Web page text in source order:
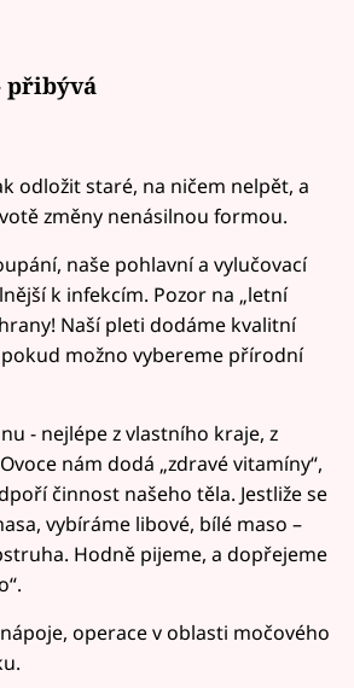
přibývá
odložit staré, na ničem nelpět, a
změny nenásilnou formou.
naše pohlavní a vylučovací
k infekcím. Pozor na „letní
Naší pleti dodáme kvalitní
možno vybereme přírodní
- nejlépe z vlastního kraje, z
nám dodá „zdravé vitamíny“,
činnost našeho těla. Jestliže se
vybíráme libové, bílé maso –
Hodně pijeme, a dopřejeme
operace v oblasti močového